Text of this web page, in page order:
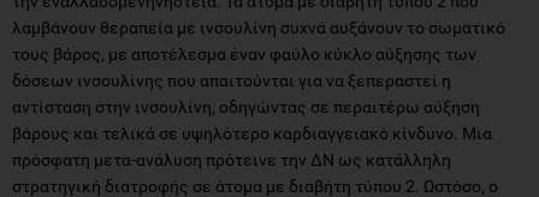
λαμβάνουν θεραπεία με ινσουλίνη συχνά αυξάνουν το σωματικό
τους βάρος, με αποτέλεσμα έναν φαύλο κύκλο αύξησης των
δόσεων ινσουλίνης που απαιτούνται για να ξεπεραστεί η
αντίσταση στην ινσουλίνη, οδηγώντας σε περαιτέρω αύξηση
βάρους και τελικά σε υψηλότερο καρδιαγγειακό κίνδυνο. Μια
πρόσφατη μετα-ανάλυση πρότεινε την ΔΝ ως κατάλληλη
στρατηγική διατροφής σε άτομα με διαβήτη τύπου 2. Ωστόσο, ο